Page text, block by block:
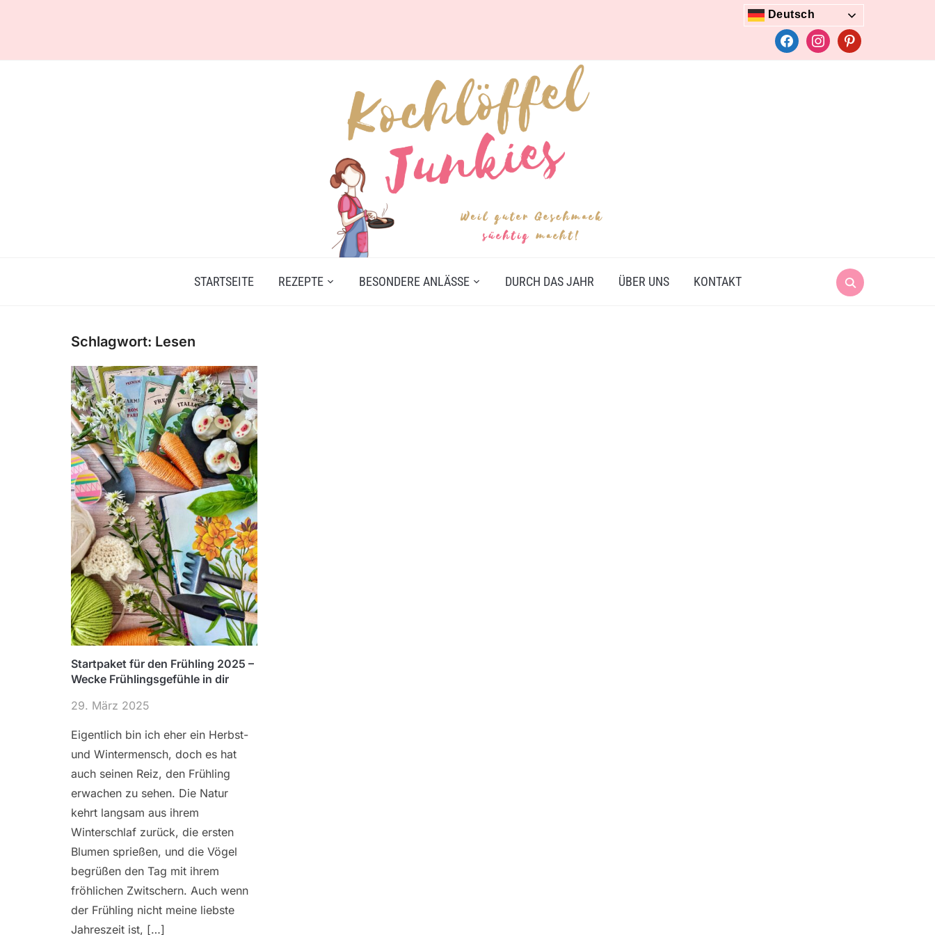
Deutsch
facebookinstagrampinterest
Search
for:
STARTSEITE REZEPTE BESONDERE ANLÄSSE DURCH DAS JAHR ÜBER UNS KONTAKT
Schlagwort: Lesen
Startpaket für den Frühling 2025 –
Wecke Frühlingsgefühle in dir
29. März 2025
Eigentlich bin ich eher ein Herbst-
und Wintermensch, doch es hat
auch seinen Reiz, den Frühling
erwachen zu sehen. Die Natur
kehrt langsam aus ihrem
Winterschlaf zurück, die ersten
Blumen sprießen, und die Vögel
begrüßen den Tag mit ihrem
fröhlichen Zwitschern. Auch wenn
der Frühling nicht meine liebste
Jahreszeit ist, […]